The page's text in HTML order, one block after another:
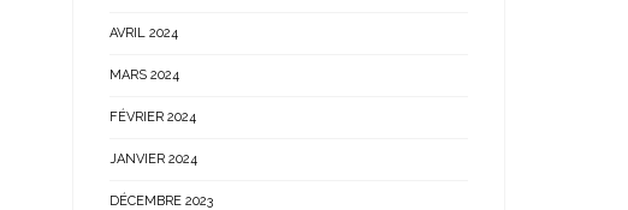
AVRIL 2024
MARS 2024
FÉVRIER 2024
JANVIER 2024
DÉCEMBRE 2023